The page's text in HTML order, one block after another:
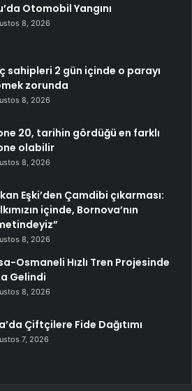
Otomobil Yangını
8, 2026
sahipleri 2 gün içinde o parayı
zorunda
8, 2026
20, tarihin gördüğü en farklı
olabilir
8, 2026
Eşki’den Çamdibi çıkarması:
içinde, Bornova’nın
8, 2026
Osmaneli Hızlı Tren Projesinde
Gelindi
8, 2026
Çiftçilere Fide Dağıtımı
7, 2026